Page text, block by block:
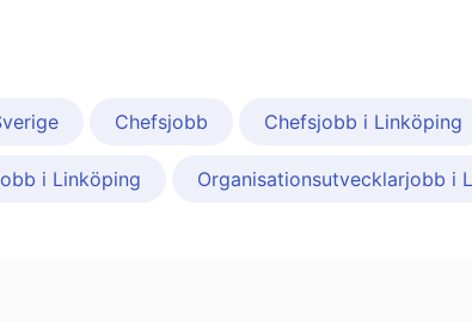
Chefsjobb Chefsjobb i Linköping
i Linköping Organisationsutvecklarjobb i